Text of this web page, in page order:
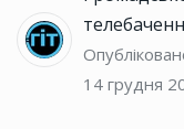
14 грудня